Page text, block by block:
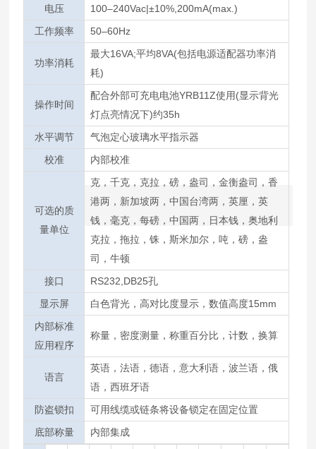
电压
100–240Vac|±10%,200mA(max.)
工作频率
50–60Hz
功率消耗
最大16VA;平均8VA(包括电源适配器功率消
耗)
操作时间
配合外部可充电电池YRB11Z使用(显示背光
灯点亮情况下)约35h
水平调节
气泡定心玻璃水平指示器
校准
内部校准
可选的质
量单位
克，千克，克拉，磅，盎司，金衡盎司，香
港两，新加坡两，中国台湾两，英厘，英
钱，毫克，每磅，中国两，日本钱，奥地利
克拉，拖拉，铢，斯米加尔，吨，磅，盎
司，牛顿
接口
RS232,DB25孔
显示屏
白色背光，高对比度显示，数值高度15mm
内部标准
应用程序
称量，密度测量，称重百分比，计数，换算
语言
英语，法语，德语，意大利语，波兰语，俄
语，西班牙语
防盗锁扣
可用线缆或链条将设备锁定在固定位置
底部称量
内部集成